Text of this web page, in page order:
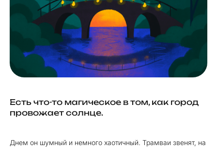
Есть что-то магическое в том, как город
провожает солнце.
Днем он шумный и немного хаотичный. Трамваи звенят, на